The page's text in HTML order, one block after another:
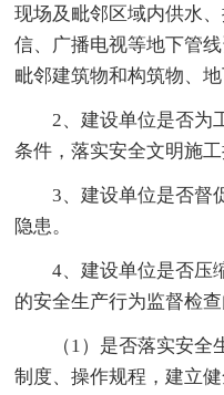
现场及毗邻区域内供水
信、广播电视等地下管
毗邻建筑物和构筑物、地
2、建设单位是否为
条件，落实安全文明施工
3、建设单位是否督
隐患。
4、建设单位是否压
的安全生产行为监督检查
（1）是否落实安
制度、操作规程，建立